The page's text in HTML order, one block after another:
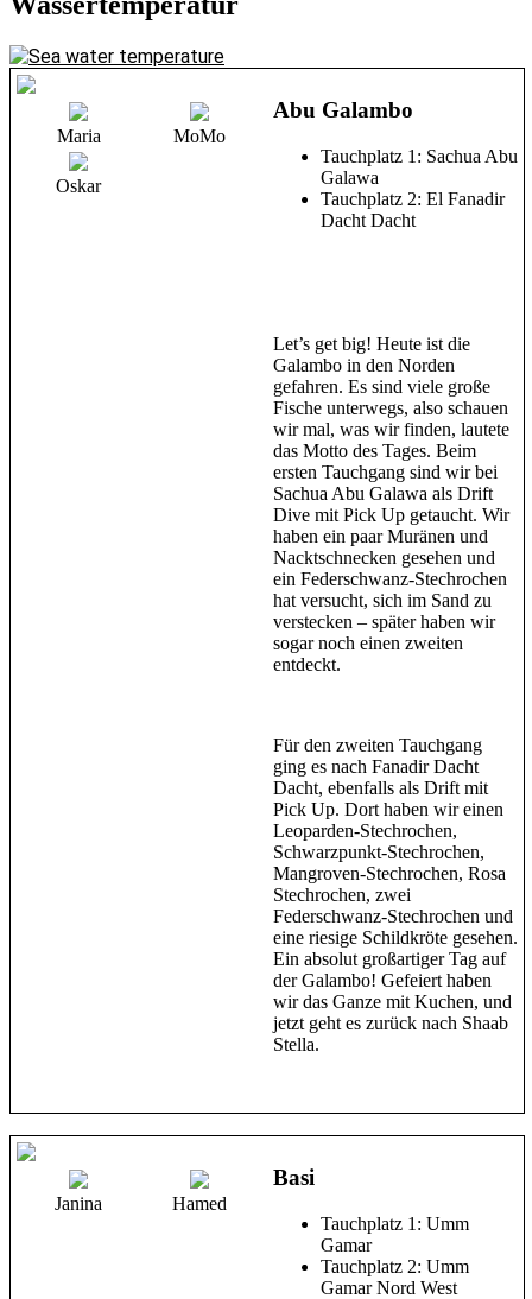
Maria MoMo
Oskar
Abu Galambo
Tauchplatz 1: Sachua Abu
Galawa
Tauchplatz 2: El Fanadir
Dacht Dacht
Let’s get big! Heute ist die
Galambo in den Norden
gefahren. Es sind viele große
Fische unterwegs, also schauen
wir mal, was wir finden, lautete
das Motto des Tages. Beim
ersten Tauchgang sind wir bei
Sachua Abu Galawa als Drift
Dive mit Pick Up getaucht. Wir
haben ein paar Muränen und
Nacktschnecken gesehen und
ein Federschwanz-Stechrochen
hat versucht, sich im Sand zu
verstecken – später haben wir
sogar noch einen zweiten
entdeckt.
Für den zweiten Tauchgang
ging es nach Fanadir Dacht
Dacht, ebenfalls als Drift mit
Pick Up. Dort haben wir einen
Leoparden-Stechrochen,
Schwarzpunkt-Stechrochen,
Mangroven-Stechrochen, Rosa
Stechrochen, zwei
Federschwanz-Stechrochen und
eine riesige Schildkröte gesehen.
Ein absolut großartiger Tag auf
der Galambo! Gefeiert haben
wir das Ganze mit Kuchen, und
jetzt geht es zurück nach Shaab
Stella.
Janina Hamed
Basi
Tauchplatz 1: Umm
Gamar
Tauchplatz 2: Umm
Gamar Nord West